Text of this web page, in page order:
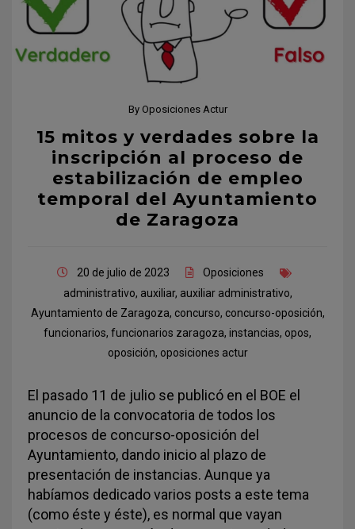
By Oposiciones Actur
15 mitos y verdades sobre la
inscripción al proceso de
estabilización de empleo
temporal del Ayuntamiento
de Zaragoza
20 de julio de 2023
Oposiciones
administrativo, auxiliar, auxiliar administrativo,
Ayuntamiento de Zaragoza, concurso, concurso-oposición,
funcionarios, funcionarios zaragoza, instancias, opos,
oposición, oposiciones actur
El pasado 11 de julio se publicó en el BOE el
anuncio de la convocatoria de todos los
procesos de concurso-oposición del
Ayuntamiento, dando inicio al plazo de
presentación de instancias. Aunque ya
habíamos dedicado varios posts a este tema
(como éste y éste), es normal que vayan